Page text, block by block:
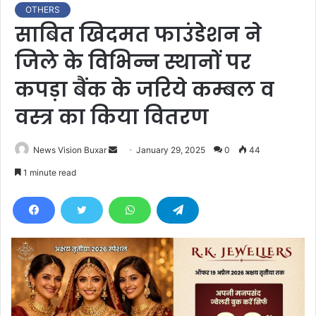
OTHERS
साबित खिदमत फाउंडेशन ने
जिले के विभिन्न स्थानों पर
कपड़ा बैंक के जरिये कम्बल व
वस्त्र का किया वितरण
News Vision Buxar
d
e
m
a
i
January 29, 2025 0 44
1 minute read